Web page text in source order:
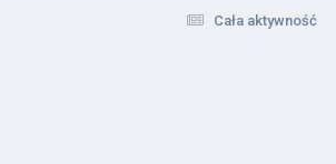
Cała aktywność